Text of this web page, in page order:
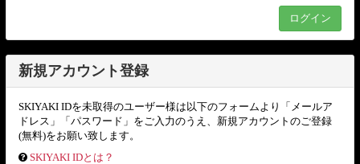
新規アカウント登録
SKIYAKI IDを未取得のユーザー様は以下のフォームより「メールア
ドレス」「パスワード」をご入力のうえ、新規アカウントのご登録
(無料)をお願い致します。
SKIYAKI IDとは？